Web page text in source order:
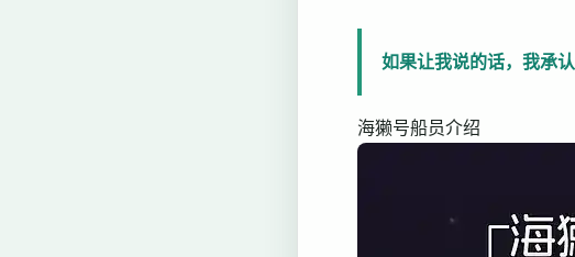
如果让我说的话，我承
海獭号船员介绍